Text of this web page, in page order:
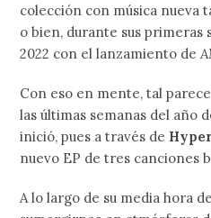
colección con música nueva
o bien, durante sus primeras
2022 con el lanzamiento de
Con eso en mente, tal
las últimas semanas del año
inició, pues a través de
nuevo EP de tres canciones
A lo largo de su media hora